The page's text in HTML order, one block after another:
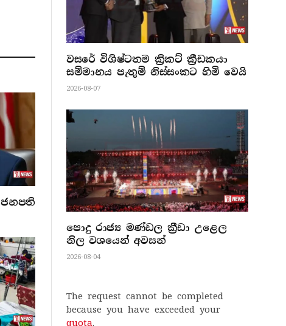
ජනපති
වසරේ විශිෂ්ටතම ක්‍රිකට් ක්‍රීඩකයා
සම්මානය පැතුම් නිස්සංකට හිමි වෙයි
2026-08-07
පොදු රාජ්‍ය මණ්ඩල ක්‍රීඩා උළෙල
නිල වශයෙන් අවසන්
2026-08-04
The request cannot be completed
because you have exceeded your
quota.